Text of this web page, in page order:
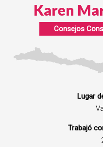
Karen
Consejos
Lugar
Trabajó